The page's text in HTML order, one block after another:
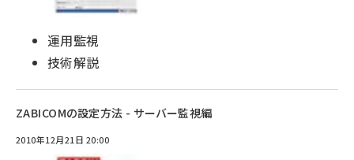
運用監視
技術解説
ZABICOMの設定方法 - サーバー監視編
2010年12月21日 20:00